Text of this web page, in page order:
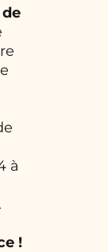
à
!